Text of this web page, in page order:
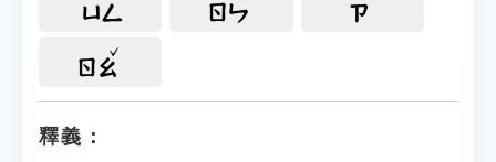
ㄩㄥ ㄖㄣ ㄗ
ㄖㄠ
釋義：